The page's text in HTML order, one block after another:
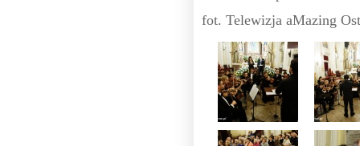
fot. Telewizja aMazing